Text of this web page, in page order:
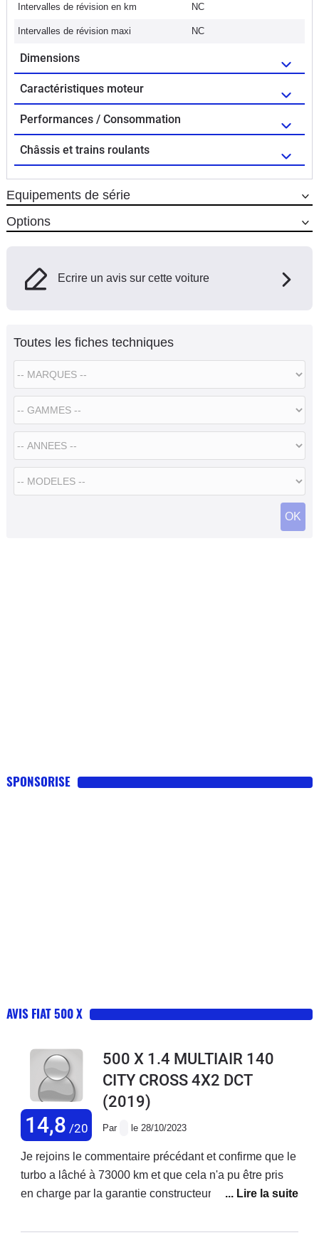
Intervalles de révision en km
NC
Intervalles de révision maxi NC
Dimensions
Caractéristiques moteur
Performances / Consommation
Châssis et trains roulants
Equipements de série
Options
Ecrire un avis sur cette voiture
Toutes les fiches techniques
SPONSORISE
AVIS FIAT 500 X
14,8 /20
500 X 1.4 MULTIAIR 140
CITY CROSS 4X2 DCT
(2019)
Par le 28/10/2023
Je rejoins le commentaire précédant et confirme que le
turbo a lâché à 73000 km et que cela n'a pu être pris
en charge par la garantie constructeur ! Je précise que
réparations ! Ma voiture est d'ailleurs en vente. Je ne